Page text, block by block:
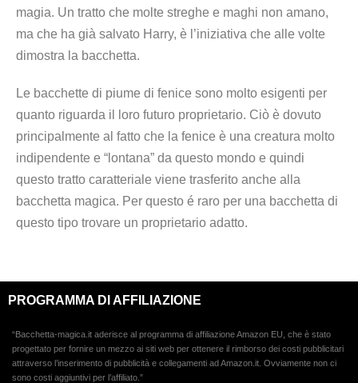
magia. Un tratto che molte streghe e maghi non amano,
ma che ha già salvato Harry, è l’iniziativa che alle volte
dimostra la bacchetta.
Le bacchette di piume di fenice sono molto esigenti per
quanto riguarda il loro futuro proprietario. Ciò è dovuto
principalmente al fatto che la fenice è una creatura molto
indipendente e “lontana” da questo mondo e quindi
questo tratto caratteriale viene trasferito anche alla
bacchetta magica. Per questo é raro per una bacchetta di
questo tipo trovare un proprietario adatto.
PROGRAMMA DI AFFILIAZIONE
“Bacchetta-magica.it aderisce al programma di affiliazione Amazon EU, che è stato
progettato per fornire un mezzo ai siti web per ottenere il rimborso dei costi pubblicitari
attraverso l’inserimento di pubblicità e collegamenti ad Amazon.it. Ovviamente non ci
sono costi aggiuntivi per l’affiliato.”